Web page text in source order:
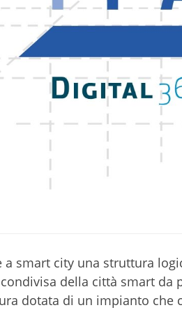
a smart city una struttura
della città smart
dotata di un impianto